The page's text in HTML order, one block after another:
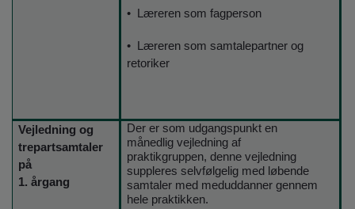
• Læreren som fagperson
• Læreren som samtalepartner og
retoriker
Vejledning og
trepartsamtaler
på
1. årgang
Der er som udgangspunkt en
månedlig vejledning af
praktikgruppen, denne vejledning
suppleres selvfølgelig med løbende
samtaler med meduddanner gennem
hele praktikken.